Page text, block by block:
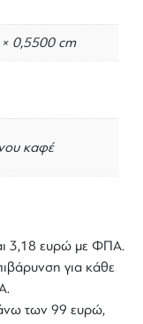
0,5500 cm
καφέ
3,18 ευρώ με ΦΠΑ.
για κάθε
άνω των 99 ευρώ,